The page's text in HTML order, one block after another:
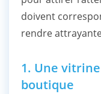
doivent
rendre
1. Une
boutique